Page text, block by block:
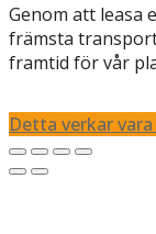
Genom att leasa
främsta
framtid för vår
Detta verkar